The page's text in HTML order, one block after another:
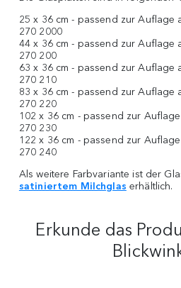
25 x 36 cm - passend zur Auflage
270 2000
44 x 36 cm - passend zur Auflage
270 200
63 x 36 cm - passend zur Auflage
270 210
83 x 36 cm - passend zur Auflage
270 220
102 x 36 cm - passend zur
270 230
122 x 36 cm - passend zur
270 240
Als weitere Farbvariante ist der
satiniertem Milchglas erhältlich.
Erkunde das